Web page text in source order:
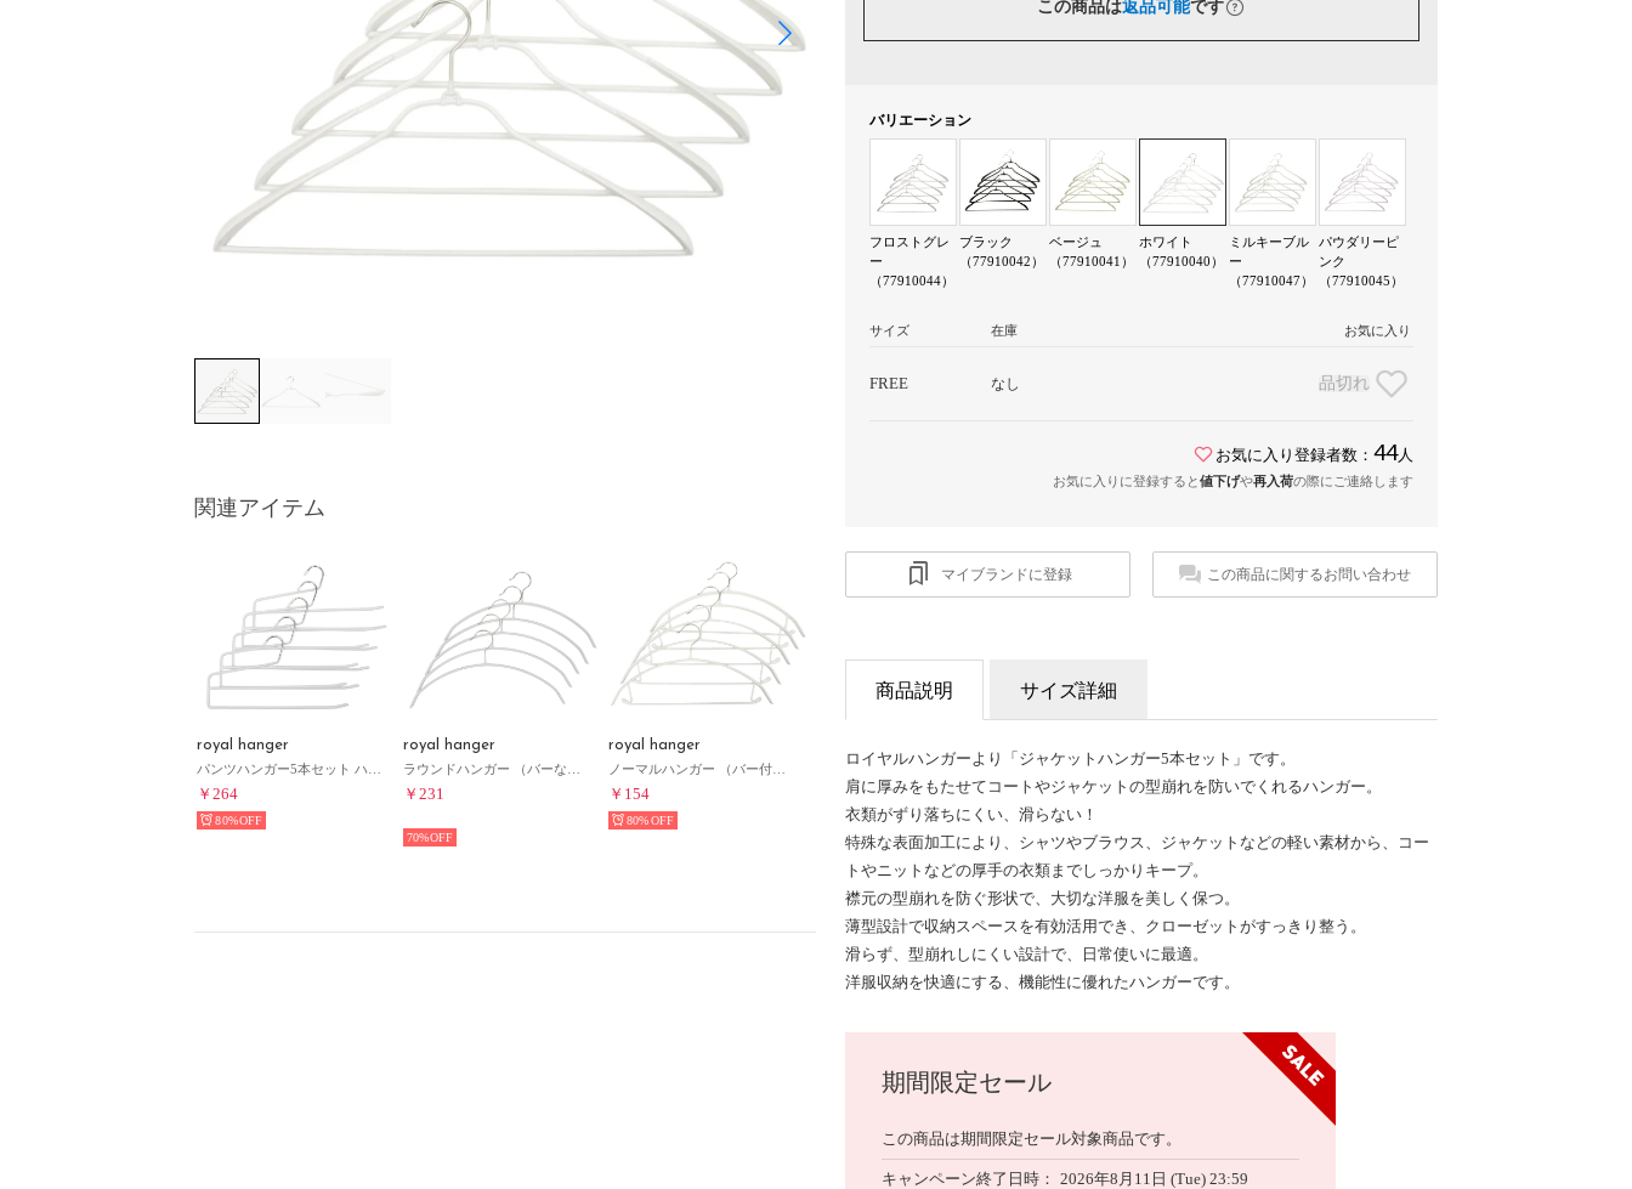
関連アイテム
royal hanger
￥264
80%
royal hanger
￥231
70%
royal hanger
￥154
80%
この商品は返品可能です
バリエーション
フロストグレ
ー
（77910044）
ブラック
（77910042）
ベージュ
（77910041）
ホワイト
（77910040）
ミルキーブル
ー
（77910047）
パウダリーピ
ンク
（77910045）
サイズ 在庫 お気に入り
FREE なし 品切れ
お気に入り登録者数： 44人
お気に入りに登録すると値下げや再入荷の際にご連絡します
マイブランドに登録 この商品に関するお問い合わせ
商品説明 サイズ詳細
ロイヤルハンガーより「ジャケットハンガー5本セット」です。
肩に厚みをもたせてコートやジャケットの型崩れを防いでくれるハンガー。
衣類がずり落ちにくい、滑らない！
特殊な表面加工により、シャツやブラウス、ジャケットなどの軽い素材から、コー
トやニットなどの厚手の衣類までしっかりキープ。
襟元の型崩れを防ぐ形状で、大切な洋服を美しく保つ。
薄型設計で収納スペースを有効活用でき、クローゼットがすっきり整う。
滑らず、型崩れしにくい設計で、日常使いに最適。
洋服収納を快適にする、機能性に優れたハンガーです。
期間限定セール
この商品は期間限定セール対象商品です。
キャンペーン終了日時 2026年8月11日 (Tue) 23:59